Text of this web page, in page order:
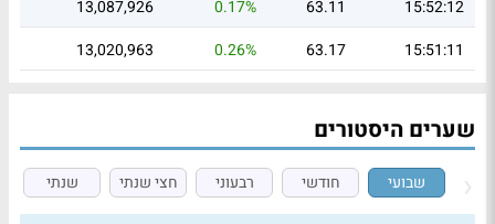
15:52:12
63.11
0.17%
13,087,926
15:51:11
63.17
0.26%
13,020,963
שערים היסטורים
שבועי חודשי רבעוני חצי שנתי שנתי